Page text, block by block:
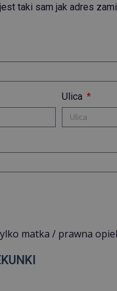
taki sam jak adres
Ulica
matka / prawna